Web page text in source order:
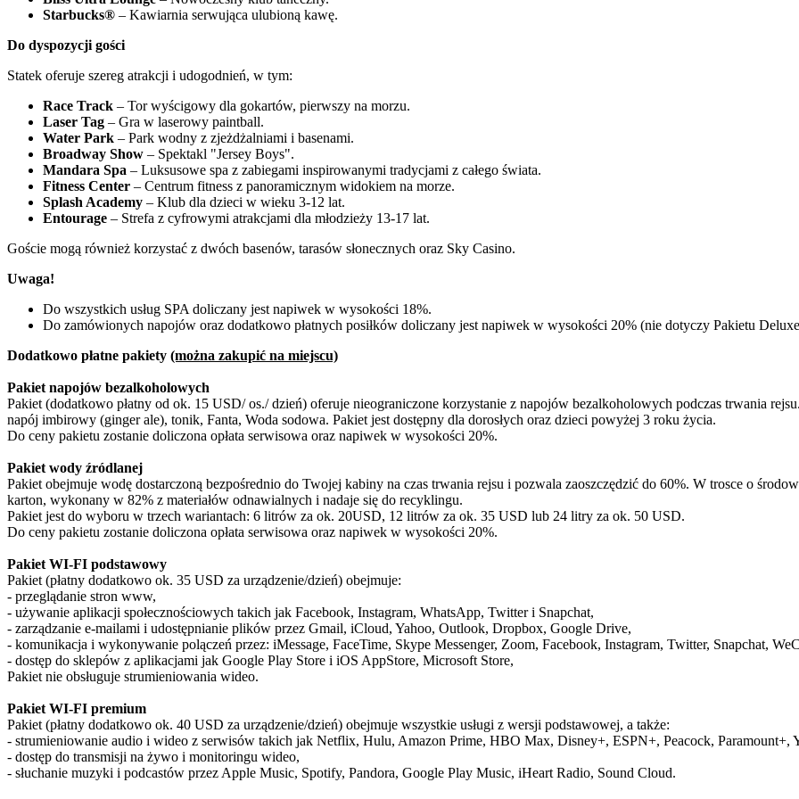
Starbucks® – Kawiarnia serwująca ulubioną kawę.
Do dyspozycji gości
Statek oferuje szereg atrakcji i udogodnień, w tym:
Race Track – Tor wyścigowy dla gokartów, pierwszy na morzu.
Laser Tag – Gra w laserowy paintball.
Water Park – Park wodny z zjeżdżalniami i basenami.
Broadway Show – Spektakl "Jersey Boys".
Mandara Spa – Luksusowe spa z zabiegami inspirowanymi tradycjami z całego świata.
Fitness Center – Centrum fitness z panoramicznym widokiem na morze.
Splash Academy – Klub dla dzieci w wieku 3-12 lat.
Entourage – Strefa z cyfrowymi atrakcjami dla młodzieży 13-17 lat.
Goście mogą również korzystać z dwóch basenów, tarasów słonecznych oraz Sky Casino.
Uwaga!
Do wszystkich usług SPA doliczany jest napiwek w wysokości 18%.
Do zamówionych napojów oraz dodatkowo płatnych posiłków doliczany jest napiwek w wysokości 20% (nie dotyczy Pakietu
Dodatkowo płatne pakiety (można zakupić na miejscu)
Pakiet napojów bezalkoholowych
Pakiet (dodatkowo płatny od ok. 15 USD/ os./ dzień) oferuje nieograniczone korzystanie z napojów bezalkoholowych podczas trwania
napój imbirowy (ginger ale), tonik, Fanta, Woda sodowa. Pakiet jest dostępny dla dorosłych oraz dzieci powyżej 3 roku życia.
Do ceny pakietu zostanie doliczona opłata serwisowa oraz napiwek w wysokości 20%.
Pakiet wody źródlanej
Pakiet obejmuje wodę dostarczoną bezpośrednio do Twojej kabiny na czas trwania rejsu i pozwala zaoszczędzić do 60%. W trosce o
karton, wykonany w 82% z materiałów odnawialnych i nadaje się do recyklingu.
Pakiet jest do wyboru w trzech wariantach: 6 litrów za ok. 20USD, 12 litrów za ok. 35 USD lub 24 litry za ok. 50 USD.
Do ceny pakietu zostanie doliczona opłata serwisowa oraz napiwek w wysokości 20%.
Pakiet WI-FI podstawowy
Pakiet (płatny dodatkowo ok. 35 USD za urządzenie/dzień) obejmuje:
- przeglądanie stron www,
- używanie aplikacji społecznościowych takich jak Facebook, Instagram, WhatsApp, Twitter i Snapchat,
- zarządzanie e-mailami i udostępnianie plików przez Gmail, iCloud, Yahoo, Outlook, Dropbox, Google Drive,
- komunikacja i wykonywanie polączeń przez: iMessage, FaceTime, Skype Messenger, Zoom, Facebook, Instagram, Twitter, Snapchat,
- dostęp do sklepów z aplikacjami jak Google Play Store i iOS AppStore, Microsoft Store,
Pakiet nie obsługuje strumieniowania wideo.
Pakiet WI-FI premium
Pakiet (płatny dodatkowo ok. 40 USD za urządzenie/dzień) obejmuje wszystkie usługi z wersji podstawowej, a także:
- strumieniowanie audio i wideo z serwisów takich jak Netflix, Hulu, Amazon Prime, HBO Max, Disney+, ESPN+, Peacock, Paramount+,
- dostęp do transmisji na żywo i monitoringu wideo,
- słuchanie muzyki i podcastów przez Apple Music, Spotify, Pandora, Google Play Music, iHeart Radio, Sound Cloud.